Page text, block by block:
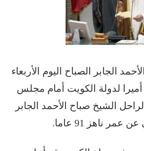
الجابر الصباح اليوم الأربعاء
أميرا لدولة الكويت أمام مجلس
الشيخ صباح الأحمد الجابر
ناهز 91 عاما.